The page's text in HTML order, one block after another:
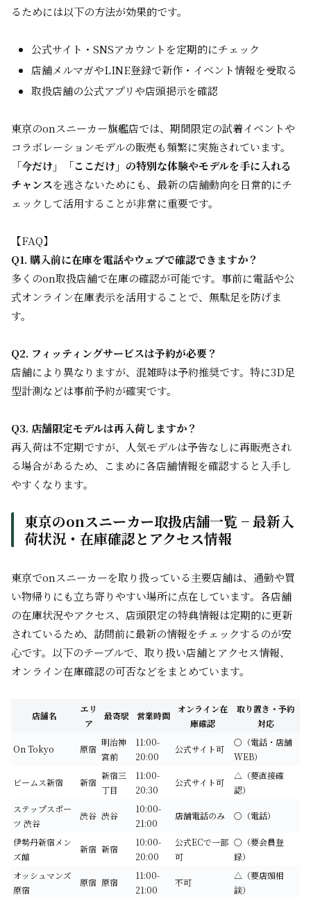
るためには以下の方法が効果的です。
公式サイト・SNSアカウントを定期的にチェック
店舗メルマガやLINE登録で新作・イベント情報を受取る
取扱店舗の公式アプリや店頭掲示を確認
東京のonスニーカー旗艦店では、期間限定の試着イベントや
コラボレーションモデルの販売も頻繁に実施されています。
「今だけ」「ここだけ」の特別な体験やモデルを手に入れる
チャンスを逃さないためにも、最新の店舗動向を日常的にチ
ェックして活用することが非常に重要です。
【FAQ】
Q1. 購入前に在庫を電話やウェブで確認できますか？
多くのon取扱店舗で在庫の確認が可能です。事前に電話や公
式オンライン在庫表示を活用することで、無駄足を防げま
す。
Q2. フィッティングサービスは予約が必要？
店舗により異なりますが、混雑時は予約推奨です。特に3D足
型計測などは事前予約が確実です。
Q3. 店舗限定モデルは再入荷しますか？
再入荷は不定期ですが、人気モデルは予告なしに再販売され
る場合があるため、こまめに各店舗情報を確認すると入手し
やすくなります。
東京のonスニーカー取扱店舗一覧 − 最新入
荷状況・在庫確認とアクセス情報
東京でonスニーカーを取り扱っている主要店舗は、通勤や買
い物帰りにも立ち寄りやすい場所に点在しています。各店舗
の在庫状況やアクセス、店頭限定の特典情報は定期的に更新
されているため、訪問前に最新の情報をチェックするのが安
心です。以下のテーブルで、取り扱い店舗とアクセス情報、
オンライン在庫確認の可否などをまとめています。
店舗名
エリ
ア
最寄駅 営業時間
オンライン在
庫確認
取り置き・予約
対応
On Tokyo 原宿
明治神
宮前
11:00-
20:00
公式サイト可
〇（電話・店舗
WEB）
ビームス新宿 新宿
新宿三
丁目
11:00-
20:30
公式サイト可
△（要直接確
認）
ステップスポー
ツ 渋谷
渋谷 渋谷
10:00-
21:00
店舗電話のみ 〇（電話）
伊勢丹新宿メン
ズ館
新宿 新宿
10:00-
20:00
公式ECで一部
可
〇（要会員登
録）
オッシュマンズ
原宿
原宿 原宿
11:00-
21:00
不可
△（要店頭相
談）